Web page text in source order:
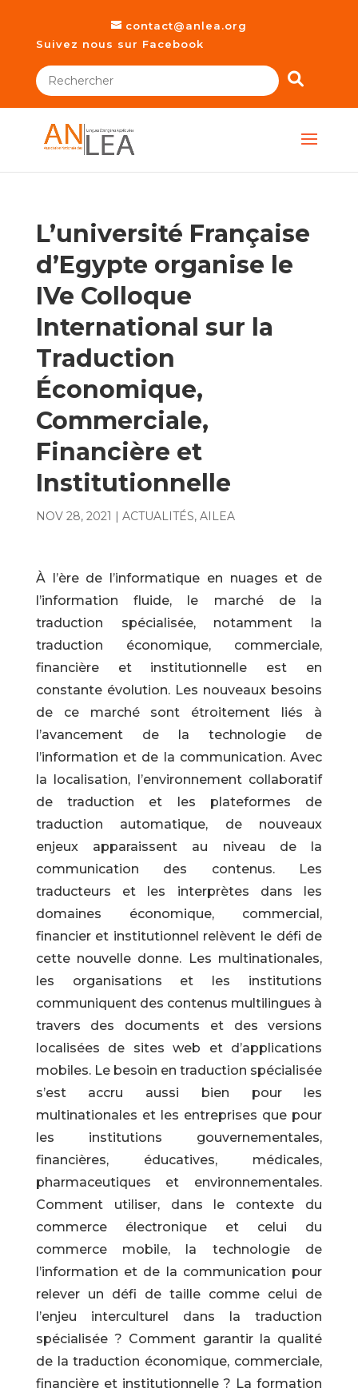
contact@anlea.org
Suivez nous sur Facebook
L’université Française
d’Egypte organise le
IVe Colloque
International sur la
Traduction
Économique,
Commerciale,
Financière et
Institutionnelle
NOV 28, 2021 | ACTUALITÉS, AILEA
À l’ère de l’informatique en nuages et de
l’information fluide, le marché de la
traduction spécialisée, notamment la
traduction économique, commerciale,
financière et institutionnelle est en
constante évolution. Les nouveaux besoins
de ce marché sont étroitement liés à
l’avancement de la technologie de
l’information et de la communication. Avec
la localisation, l’environnement collaboratif
de traduction et les plateformes de
traduction automatique, de nouveaux
enjeux apparaissent au niveau de la
communication des contenus. Les
traducteurs et les interprètes dans les
domaines économique, commercial,
financier et institutionnel relèvent le défi de
cette nouvelle donne. Les multinationales,
les organisations et les institutions
communiquent des contenus multilingues à
travers des documents et des versions
localisées de sites web et d’applications
mobiles. Le besoin en traduction spécialisée
s’est accru aussi bien pour les
multinationales et les entreprises que pour
les institutions gouvernementales,
financières, éducatives, médicales,
pharmaceutiques et environnementales.
Comment utiliser, dans le contexte du
commerce électronique et celui du
commerce mobile, la technologie de
l’information et de la communication pour
relever un défi de taille comme celui de
l’enjeu interculturel dans la traduction
spécialisée ? Comment garantir la qualité
de la traduction économique, commerciale,
financière et institutionnelle ? La formation